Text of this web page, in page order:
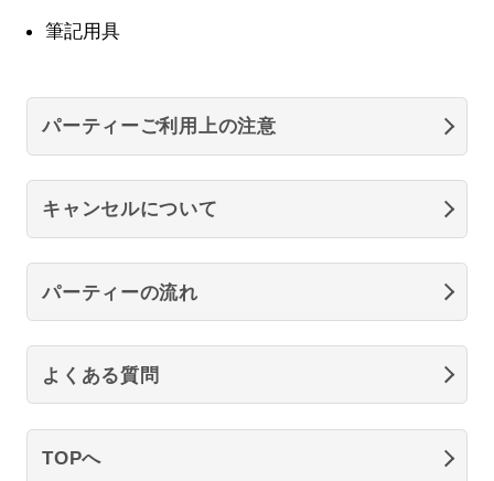
筆記用具
パーティーご利用上の注意
キャンセルについて
パーティーの流れ
よくある質問
TOPへ